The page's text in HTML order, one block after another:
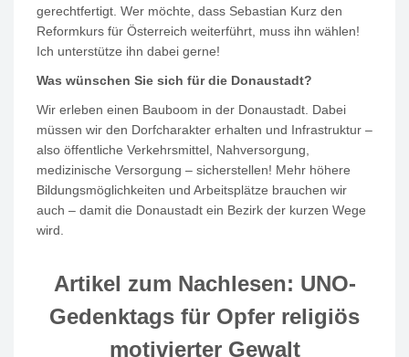
gerechtfertigt. Wer möchte, dass Sebastian Kurz den
Reformkurs für Österreich weiterführt, muss ihn wählen!
Ich unterstütze ihn dabei gerne!
Was wünschen Sie sich für die Donaustadt?
Wir erleben einen Bauboom in der Donaustadt. Dabei
müssen wir den Dorfcharakter erhalten und Infrastruktur –
also öffentliche Verkehrsmittel, Nahversorgung,
medizinische Versorgung – sicherstellen! Mehr höhere
Bildungsmöglichkeiten und Arbeitsplätze brauchen wir
auch – damit die Donaustadt ein Bezirk der kurzen Wege
wird.
Artikel zum Nachlesen: UNO-
Gedenktags für Opfer religiös
motivierter Gewalt